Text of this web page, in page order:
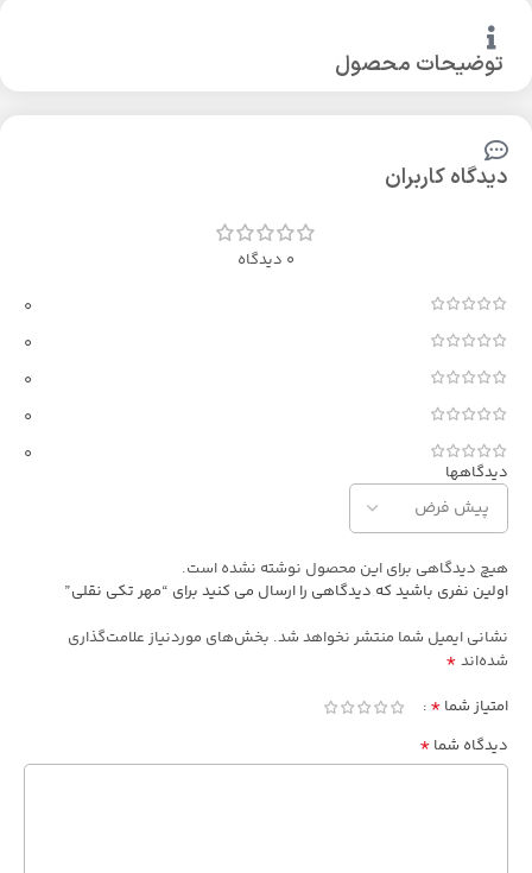
توضیحات محصول
دیدگاه کاربران
0 دیدگاه
0
0
0
0
0
دیدگاهها
هیچ دیدگاهی برای این محصول نوشته نشده است.
اولین نفری باشید که دیدگاهی را ارسال می کنید برای “مهر تکی نقلی”
نشانی ایمیل شما منتشر نخواهد شد. بخش‌های موردنیاز علامت‌گذاری
شده‌اند *
امتیاز شما *
دیدگاه شما *